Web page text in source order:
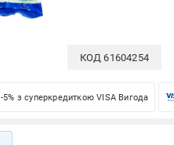
КОД61604254
-5% з суперкредиткою VISA Вигода